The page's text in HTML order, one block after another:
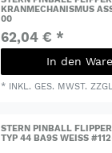
KRANMECHANISMUS
00
62,04 € *
In den
* INKL. GES. MWST.
STERN PINBALL
TYP 44 BA9S WEISS